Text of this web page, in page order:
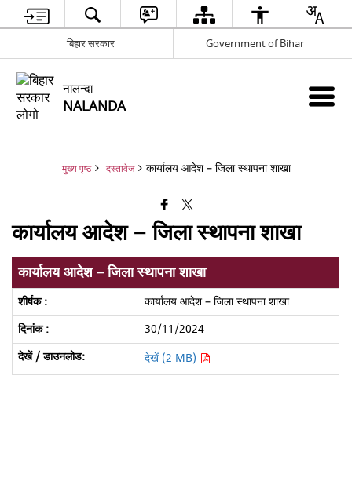
बिहार सरकार Government of Bihar
नालन्दा
NALANDA
मुख्य पृष्ठ दस्तावेज कार्यालय आदेश – जिला स्थापना शाखा
कार्यालय आदेश – जिला स्थापना शाखा
कार्यालय आदेश – जिला स्थापना शाखा
कार्यालय आदेश – जिला स्थापना शाखा
30/11/2024
देखें (2 MB)